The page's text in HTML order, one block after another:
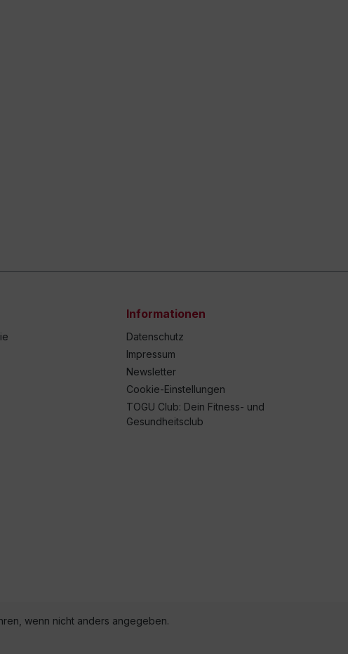
Informationen
Datenschutz
Impressum
Newsletter
Cookie-Einstellungen
TOGU Club: Dein Fitness- und
Gesundheitsclub
wenn nicht anders angegeben.